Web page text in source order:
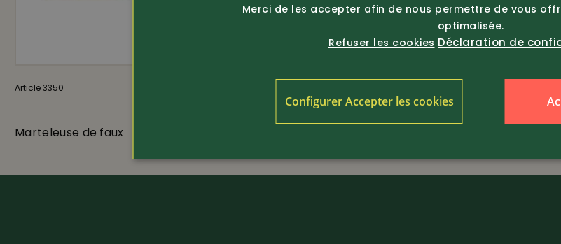
Article 3350
Marteleuse de faux
Merci de les accepter afin de nous permettre de vous
optimalisée.
Refuser les cookies Déclaration de
Configurer Accepter les cookies